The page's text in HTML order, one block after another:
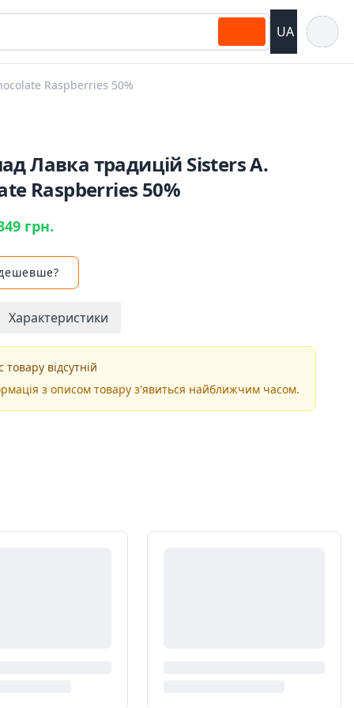
UA
Raspberries 50%
Лавка традицій Sisters A.
Raspberries 50%
грн.
Характеристики
товару відсутній
з описом товару з'явиться найближчим часом.